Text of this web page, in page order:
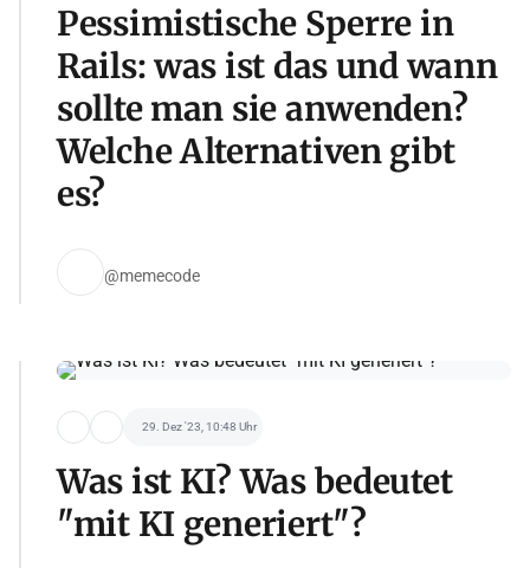
Pessimistische Sperre in
Rails: was ist das und wann
sollte man sie anwenden?
Welche Alternativen gibt
es?
@memecode
29. Dez '23, 10:48 Uhr
Was ist KI? Was bedeutet
"mit KI generiert"?